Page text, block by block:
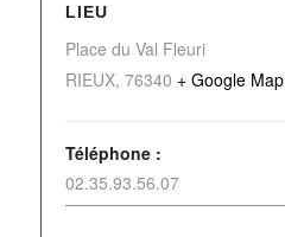
LIEU
Place du Val Fleuri
RIEUX, 76340 + Google Map
Téléphone :
02.35.93.56.07